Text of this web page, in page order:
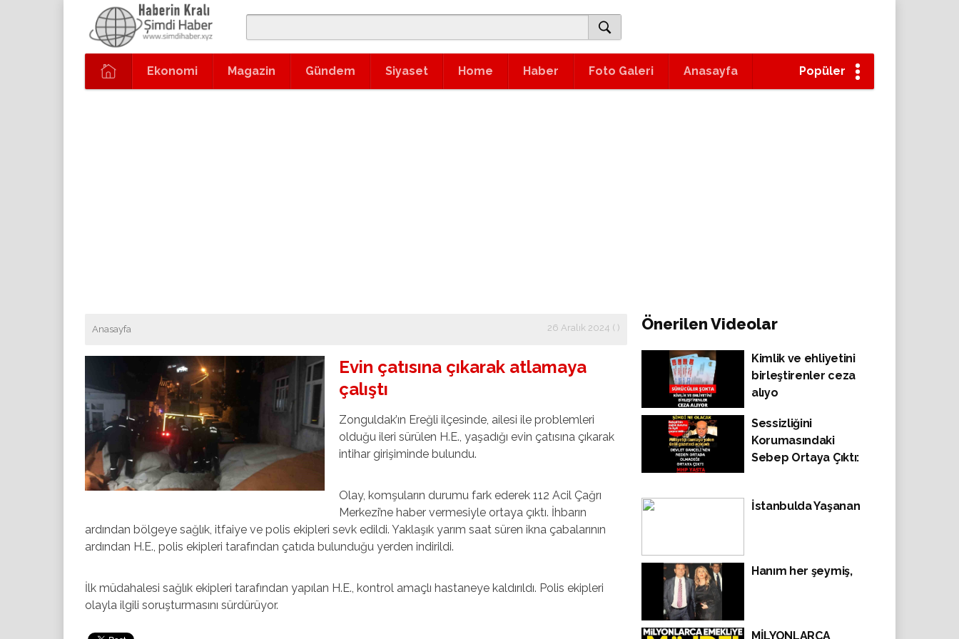
Ekonomi Magazin Gündem Siyaset Home Haber Foto Galeri Anasayfa Popüler
Anasayfa 26 Aralık 2024 ( )
Evin çatısına çıkarak atlamaya
çalıştı
Zonguldak’ın Ereğli ilçesinde, ailesi ile problemleri
olduğu ileri sürülen H.E., yaşadığı evin çatısına çıkarak
intihar girişiminde bulundu.
Olay, komşuların durumu fark ederek 112 Acil Çağrı
Merkezi’ne haber vermesiyle ortaya çıktı. İhbarın
ardından bölgeye sağlık, itfaiye ve polis ekipleri sevk edildi. Yaklaşık yarım saat süren ikna çabalarının
ardından H.E., polis ekipleri tarafından çatıda bulunduğu yerden indirildi.
İlk müdahalesi sağlık ekipleri tarafından yapılan H.E., kontrol amaçlı hastaneye kaldırıldı. Polis ekipleri
olayla ilgili soruşturmasını sürdürüyor.
Önerilen Videolar
Kimlik ve ehliyetini
birleştirenler ceza
alıyo
Sessizliğini
Korumasındaki
Sebep Ortaya Çıktı:
İstanbulda Yaşanan
Hanım her şeymiş,
MİLYONLARCA